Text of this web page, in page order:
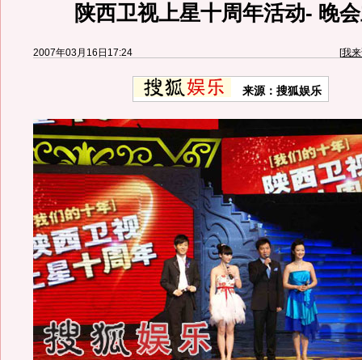
陕西卫视上星十周年活动- 晚
2007年03月16日17:24 [我
来源：搜狐娱乐